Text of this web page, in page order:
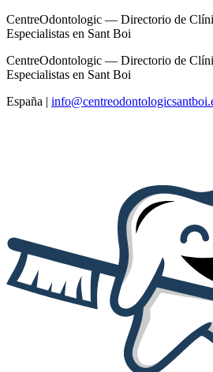
CentreOdontologic — Directorio de
Especialistas en Sant Boi
CentreOdontologic — Directorio de
Especialistas en Sant Boi
España |